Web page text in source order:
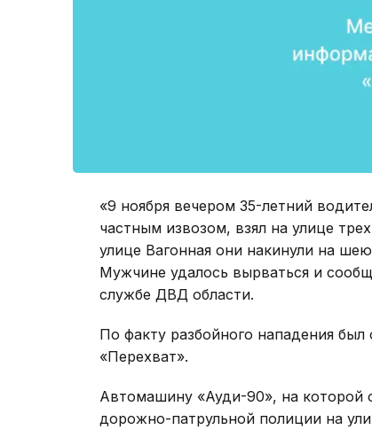
«9 ноября вечером 35-летний
частным извозом, взял на улице
улице Вагонная они накинули на
Мужчине удалось вырваться и
службе ДВД области.
По факту разбойного нападения
«Перехват».
Автомашину «Ауди-90», на которой
дорожно-патрульной полиции на